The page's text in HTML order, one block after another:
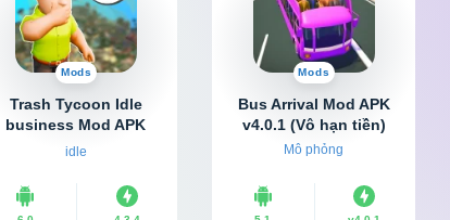
Mods
Trash Tycoon Idle
business Mod APK
v4.3.4 (Vô hạn tiền, đá
idle
Mods
Bus Arrival Mod APK
v4.0.1 (Vô hạn tiền)
Mô phỏng